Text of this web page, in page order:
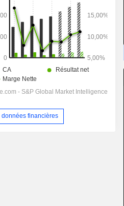
données financières